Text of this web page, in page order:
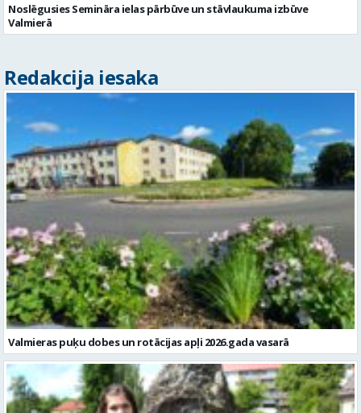
Noslēgusies Semināra ielas pārbūve un stāvlaukuma izbūve
Valmierā
Redakcija iesaka
Valmieras puķu dobes un rotācijas apļi 2026.gada vasarā